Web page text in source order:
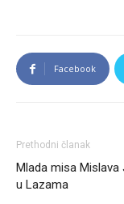
Facebook
Prethodni članak
Mlada misa Mislava
u Lazama